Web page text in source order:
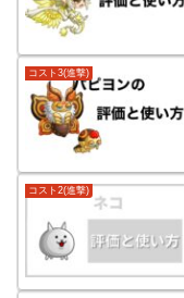
コスト3(進撃)
コスト2(進撃)